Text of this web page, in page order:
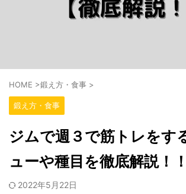
HOME >鍛え方・食事 >
鍛え方・食事
ジムで週３で筋トレをす
ューや種目を徹底解説！！
2022年5月22日